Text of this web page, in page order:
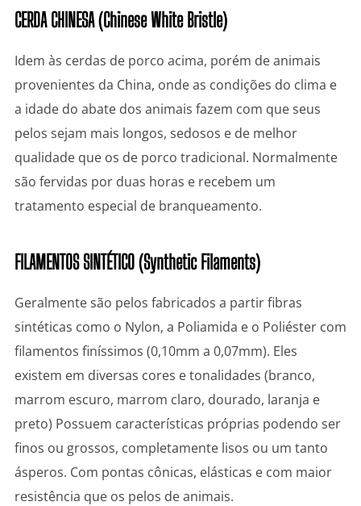
CERDA CHINESA (Chinese White Bristle)
Idem às cerdas de porco acima, porém de animais
provenientes da China, onde as condições do clima e
a idade do abate dos animais fazem com que seus
pelos sejam mais longos, sedosos e de melhor
qualidade que os de porco tradicional. Normalmente
são fervidas por duas horas e recebem um
tratamento especial de branqueamento.
FILAMENTOS SINTÉTICO (Synthetic Filaments)
Geralmente são pelos fabricados a partir fibras
sintéticas como o Nylon, a Poliamida e o Poliéster com
filamentos finíssimos (0,10mm a 0,07mm). Eles
existem em diversas cores e tonalidades (branco,
marrom escuro, marrom claro, dourado, laranja e
preto) Possuem características próprias podendo ser
finos ou grossos, completamente lisos ou um tanto
ásperos. Com pontas cônicas, elásticas e com maior
resistência que os pelos de animais.